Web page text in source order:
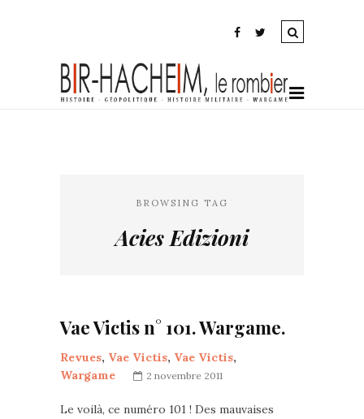
BROWSING TAG
Acies Edizioni
Vae Victis n° 101. Wargame.
Revues, Vae Victis, Vae Victis,
Wargame
2 novembre 2011
Le voilà, ce numéro 101 ! Des mauvaises